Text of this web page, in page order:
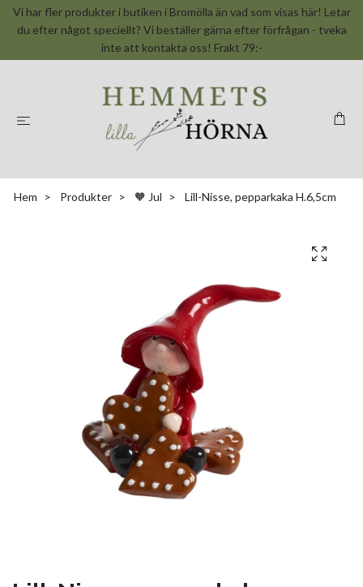
Vi har fler produkter i butiken i Bromölla än vad som visas här! Letar
du efter något speciellt? Vi beställer gärna efter förfrågan - tveka
inte att kontakta oss! Frakt 79:-
Hem Produkter 🧡 Jul Lill-Nisse, pepparkaka H.6,5cm